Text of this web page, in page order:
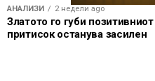
АНАЛИЗИ 2 недели ago
Златото го губи
притисок останува засилен